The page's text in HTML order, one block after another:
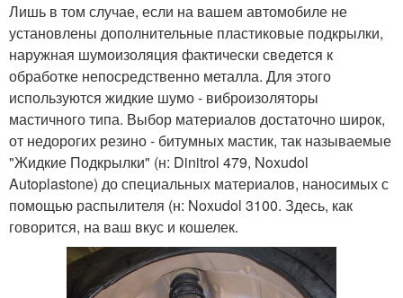
Лишь в том случае, если на вашем автомобиле не
установлены дополнительные пластиковые подкрылки,
наружная шумоизоляция фактически сведется к
обработке непосредственно металла. Для этого
используются жидкие шумо - виброизоляторы
мастичного типа. Выбор материалов достаточно широк,
от недорогих резино - битумных мастик, так называемые
"Жидкие Подкрылки" (н: Dinitrol 479, Noxudol
Autoplastone) до специальных материалов, наносимых с
помощью распылителя (н: Noxudol 3100. Здесь, как
говорится, на ваш вкус и кошелек.